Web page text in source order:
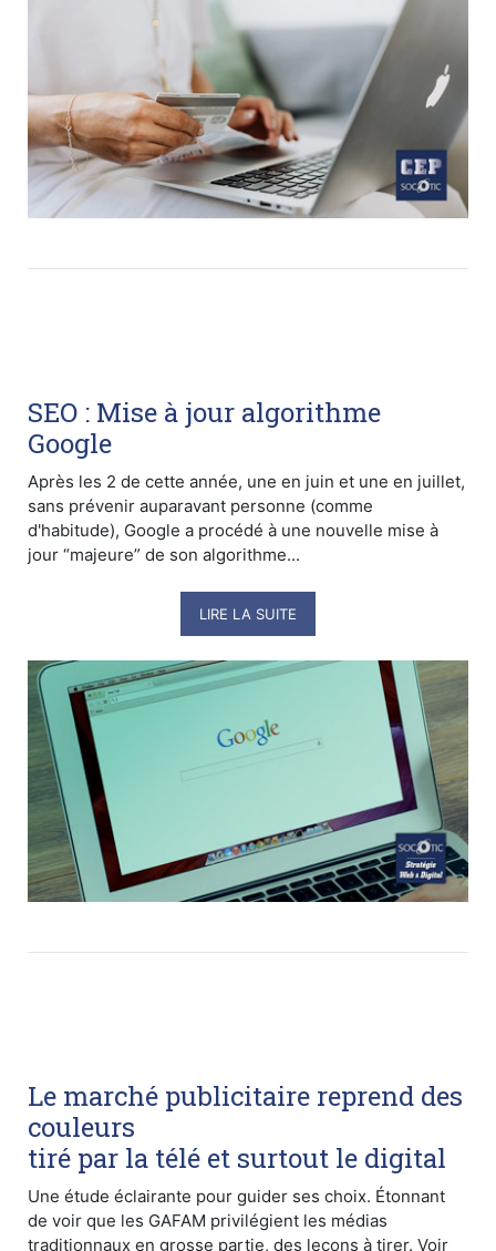
SEO : Mise à jour algorithme
Google
Après les 2 de cette année, une en juin et une en juillet,
sans prévenir auparavant personne (comme
d'habitude), Google a procédé à une nouvelle mise à
jour “majeure” de son algorithme...
LIRE LA SUITE
Le marché publicitaire reprend des
couleurs
tiré par la télé et surtout le digital
Une étude éclairante pour guider ses choix. Étonnant
de voir que les GAFAM privilégient les médias
traditionnaux en grosse partie, des leçons à tirer. Voir